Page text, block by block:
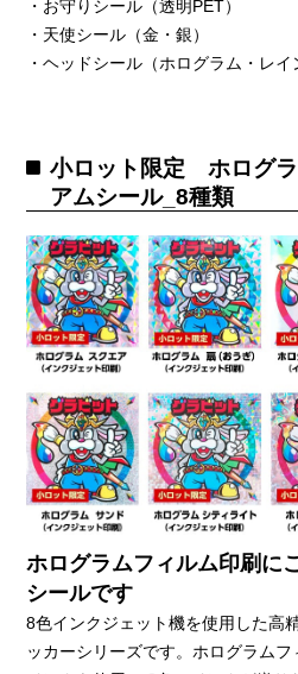
・お守りシール（透明PET）
・天使シール（金・銀）
・ヘッドシール（ホログラム・レイ
小ロット限定 ホログラ
アムシール_8種類
ホログラムフィルム印刷に
シールです
8色インクジェット機を使用した高
ッカーシリーズです。ホログラム